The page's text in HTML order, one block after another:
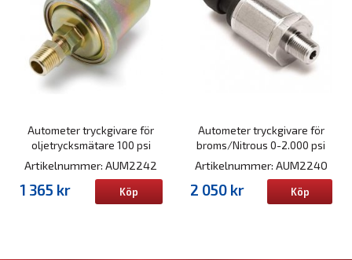
Autometer tryckgivare för
oljetrycksmätare 100 psi
Artikelnummer: AUM2242
1 365 kr Köp
Autometer tryckgivare för
broms/Nitrous 0-2.000 psi
Artikelnummer: AUM2240
2 050 kr Köp